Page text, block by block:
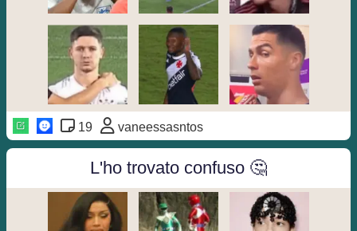
19 vaneessasntos
L'ho trovato confuso 🤔